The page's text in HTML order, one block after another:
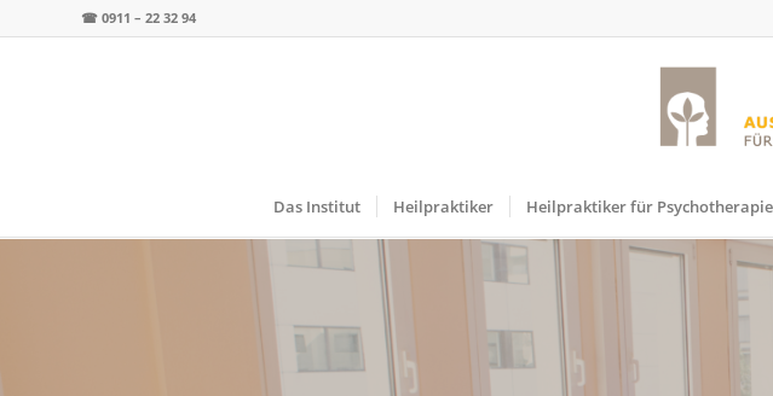
☎ 0911 – 22 32 94
Das Institut Heilpraktiker Heilpraktiker für Psychotherapie